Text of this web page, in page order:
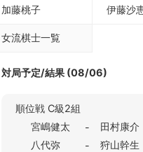
加藤桃子 伊藤沙
女流棋士一覧
対局予定/結果 (08/06)
順位戦 C級2組
宮嶋健太
-
田村康介
八代弥
-
狩山幹生